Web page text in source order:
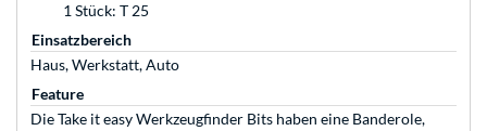
1 Stück: T 25
Einsatzbereich
Haus, Werkstatt, Auto
Feature
Die Take it easy Werkzeugfinder Bits haben eine Banderole,